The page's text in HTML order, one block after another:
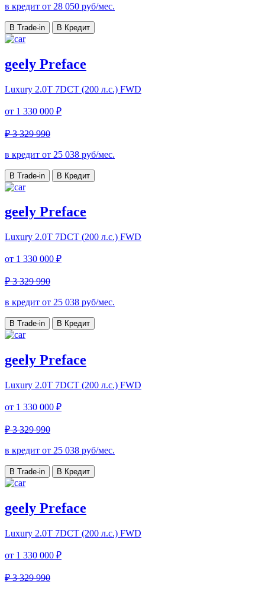
в кредит от 28 050 руб/мес.
В Trade-in В Кредит
geely Preface
Luxury 2.0T 7DCT (200 л.с.) FWD
от 1 330 000 ₽
₽ 3 329 990
в кредит от 25 038 руб/мес.
В Trade-in В Кредит
geely Preface
Luxury 2.0T 7DCT (200 л.с.) FWD
от 1 330 000 ₽
₽ 3 329 990
в кредит от 25 038 руб/мес.
В Trade-in В Кредит
geely Preface
Luxury 2.0T 7DCT (200 л.с.) FWD
от 1 330 000 ₽
₽ 3 329 990
в кредит от 25 038 руб/мес.
В Trade-in В Кредит
geely Preface
Luxury 2.0T 7DCT (200 л.с.) FWD
от 1 330 000 ₽
₽ 3 329 990